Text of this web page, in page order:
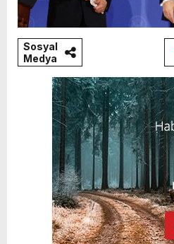
Sosyal
Medya